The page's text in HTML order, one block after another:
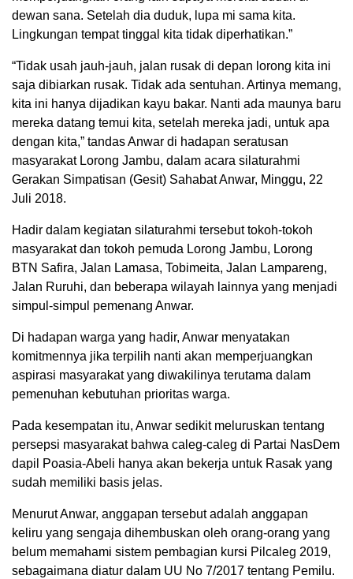
dewan sana. Setelah dia duduk, lupa mi sama kita.
Lingkungan tempat tinggal kita tidak diperhatikan.”
“Tidak usah jauh-jauh, jalan rusak di depan lorong kita ini
saja dibiarkan rusak. Tidak ada sentuhan. Artinya memang,
kita ini hanya dijadikan kayu bakar. Nanti ada maunya baru
mereka datang temui kita, setelah mereka jadi, untuk apa
dengan kita,” tandas Anwar di hadapan seratusan
masyarakat Lorong Jambu, dalam acara silaturahmi
Gerakan Simpatisan (Gesit) Sahabat Anwar, Minggu, 22
Juli 2018.
Hadir dalam kegiatan silaturahmi tersebut tokoh-tokoh
masyarakat dan tokoh pemuda Lorong Jambu, Lorong
BTN Safira, Jalan Lamasa, Tobimeita, Jalan Lampareng,
Jalan Ruruhi, dan beberapa wilayah lainnya yang menjadi
simpul-simpul pemenang Anwar.
Di hadapan warga yang hadir, Anwar menyatakan
komitmennya jika terpilih nanti akan memperjuangkan
aspirasi masyarakat yang diwakilinya terutama dalam
pemenuhan kebutuhan prioritas warga.
Pada kesempatan itu, Anwar sedikit meluruskan tentang
persepsi masyarakat bahwa caleg-caleg di Partai NasDem
dapil Poasia-Abeli hanya akan bekerja untuk Rasak yang
sudah memiliki basis jelas.
Menurut Anwar, anggapan tersebut adalah anggapan
keliru yang sengaja dihembuskan oleh orang-orang yang
belum memahami sistem pembagian kursi Pilcaleg 2019,
sebagaimana diatur dalam UU No 7/2017 tentang Pemilu.